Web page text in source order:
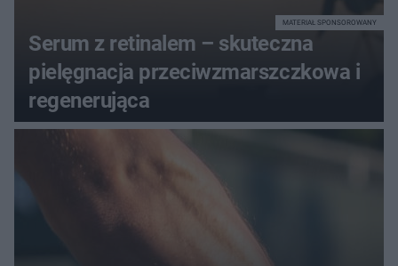
Serum z retinalem – skuteczna
pielęgnacja przeciwzmarszczkowa i
regenerująca
MATERIAŁ SPONSOROWANY